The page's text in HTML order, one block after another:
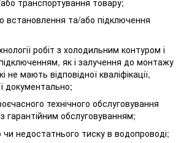
встановлення та/або підключення
робіт з холодильним контуром і
як і залучення до монтажу
не мають відповідної кваліфікації,
документально;
технічного обслуговування
гарантійним обслуговуванням;
недостатнього тиску в водопроводі;